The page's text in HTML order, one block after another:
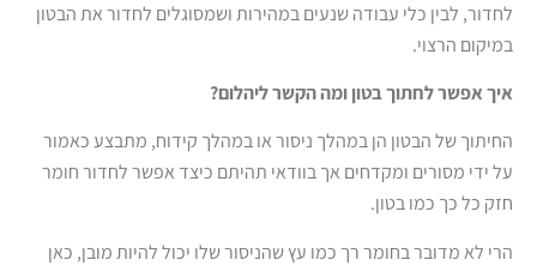
לחדור, לבין כלי עבודה שנעים במהירות ושמסוגלים לחדור את הבטון
במיקום הרצוי.
איך אפשר לחתוך בטון ומה הקשר ליהלום?
החיתוך של הבטון הן במהלך ניסור או במהלך קידוח, מתבצע כאמור
על ידי מסורים ומקדחים אך בוודאי תהיתם כיצד אפשר לחדור חומר
חזק כל כך כמו בטון.
הרי לא מדובר בחומר רך כמו עץ שהניסור שלו יכול להיות מובן, כאן